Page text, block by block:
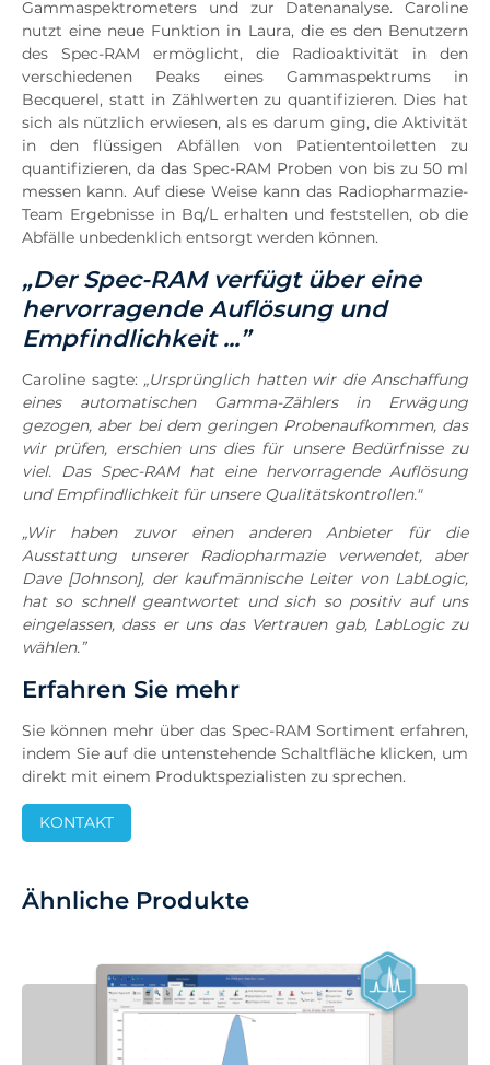
Gammaspektrometers und zur Datenanalyse. Caroline
nutzt eine neue Funktion in Laura, die es den Benutzern
des Spec-RAM ermöglicht, die Radioaktivität in den
verschiedenen Peaks eines Gammaspektrums in
Becquerel, statt in Zählwerten zu quantifizieren. Dies hat
sich als nützlich erwiesen, als es darum ging, die Aktivität
in den flüssigen Abfällen von Patiententoiletten zu
quantifizieren, da das Spec-RAM Proben von bis zu 50 ml
messen kann. Auf diese Weise kann das Radiopharmazie-
Team Ergebnisse in Bq/L erhalten und feststellen, ob die
Abfälle unbedenklich entsorgt werden können.
„Der Spec-RAM verfügt über eine
hervorragende Auflösung und
Empfindlichkeit ...”
Caroline sagte: „Ursprünglich hatten wir die Anschaffung
eines automatischen Gamma-Zählers in Erwägung
gezogen, aber bei dem geringen Probenaufkommen, das
wir prüfen, erschien uns dies für unsere Bedürfnisse zu
viel. Das Spec-RAM hat eine hervorragende Auflösung
und Empfindlichkeit für unsere Qualitätskontrollen."
„Wir haben zuvor einen anderen Anbieter für die
Ausstattung unserer Radiopharmazie verwendet, aber
Dave [Johnson], der kaufmännische Leiter von LabLogic,
hat so schnell geantwortet und sich so positiv auf uns
eingelassen, dass er uns das Vertrauen gab, LabLogic zu
wählen.”
Erfahren Sie mehr
Sie können mehr über das Spec-RAM Sortiment erfahren,
indem Sie auf die untenstehende Schaltfläche klicken, um
direkt mit einem Produktspezialisten zu sprechen.
KONTAKT
Ähnliche Produkte